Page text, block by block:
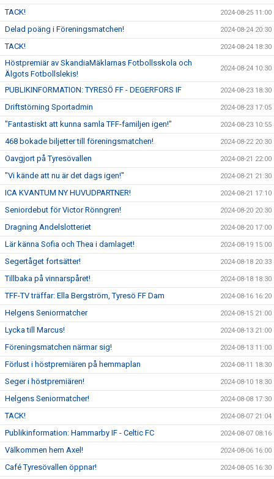
TACK! 2024-08-25 11:00
Delad poäng i Föreningsmatchen! 2024-08-24 20:30
TACK! 2024-08-24 18:30
Höstpremiär av SkandiaMäklarnas Fotbollsskola och
Älgots Fotbollslekis!
2024-08-24 10:30
PUBLIKINFORMATION: TYRESÖ FF - DEGERFORS IF 2024-08-23 18:30
Driftstörning Sportadmin 2024-08-23 17:05
"Fantastiskt att kunna samla TFF-familjen igen!" 2024-08-23 10:55
468 bokade biljetter till föreningsmatchen! 2024-08-22 20:30
Oavgjort på Tyresövallen 2024-08-21 22:00
"Vi kände att nu är det dags igen!" 2024-08-21 21:30
ICA KVANTUM NY HUVUDPARTNER! 2024-08-21 17:10
Seniordebut för Victor Rönngren! 2024-08-20 20:30
Dragning Andelslotteriet 2024-08-20 17:00
Lär känna Sofia och Thea i damlaget! 2024-08-19 15:00
Segertåget fortsätter! 2024-08-18 20:33
Tillbaka på vinnarspåret! 2024-08-18 18:30
TFF-TV träffar: Ella Bergström, Tyresö FF Dam 2024-08-16 16:20
Helgens Seniormatcher 2024-08-15 21:00
Lycka till Marcus! 2024-08-13 21:00
Föreningsmatchen närmar sig! 2024-08-13 11:00
Förlust i höstpremiären på hemmaplan 2024-08-11 18:30
Seger i höstpremiären! 2024-08-10 18:30
Helgens Seniormatcher! 2024-08-08 17:30
TACK! 2024-08-07 21:04
Publikinformation: Hammarby IF - Celtic FC 2024-08-07 08:16
Välkommen hem Axel! 2024-08-06 16:00
Café Tyresövallen öppnar! 2024-08-05 16:30